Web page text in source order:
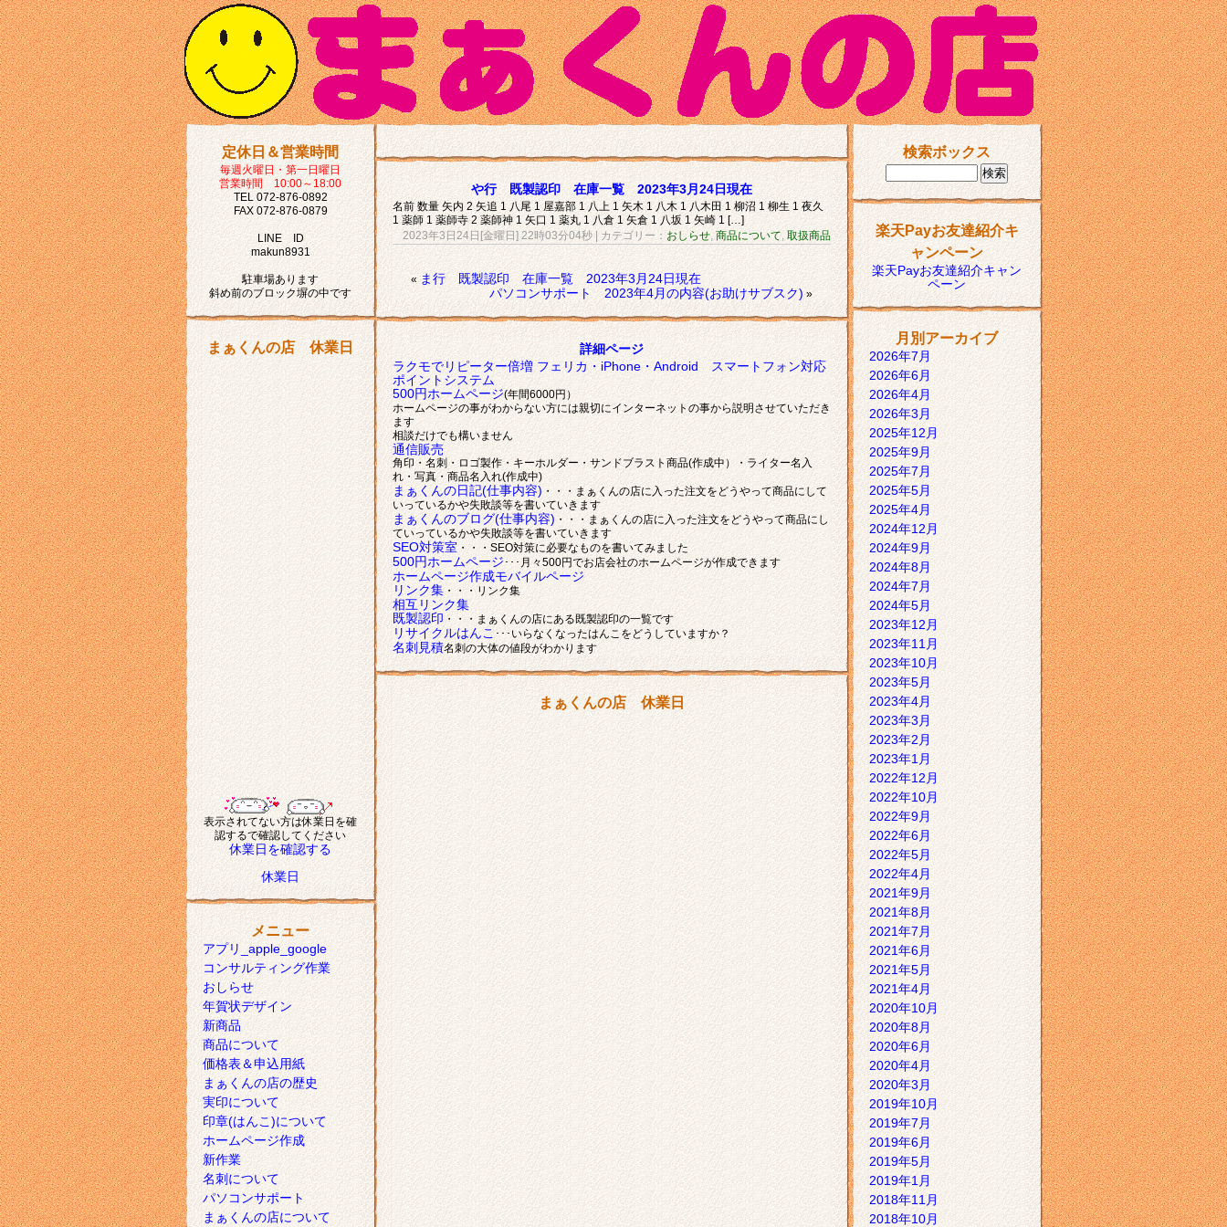
定休日＆営業時間
毎週火曜日・第一日曜日
営業時間 10:00～18:00
TEL 072-876-0892
FAX 072-876-0879
LINE ID
makun8931
駐車場あります
斜め前のブロック塀の中です
まぁくんの店 休業日
表示されてない方は休業日を確
認するで確認してください
休業日を確認する
休業日
メニュー
アプリ_apple_google
コンサルティング作業
おしらせ
年賀状デザイン
新商品
商品について
価格表＆申込用紙
まぁくんの店の歴史
実印について
印章(はんこ)について
ホームページ作成
新作業
名刺について
パソコンサポート
まぁくんの店について
や行 既製認印 在庫一覧 2023年3月24日現在
名前 数量 矢内 2 矢追 1 八尾 1 屋嘉部 1 八上 1 矢木 1 八木 1 八木田 1 柳沼 1 柳生 1 夜久
1 薬師 1 薬師寺 2 薬師神 1 矢口 1 薬丸 1 八倉 1 矢倉 1 八坂 1 矢崎 1 […]
2023年3日24日[金曜日] 22時03分04秒| カテゴリー： おしらせ,商品について,取扱商品
«ま行 既製認印 在庫一覧 2023年3月24日現在
パソコンサポート 2023年4月の内容(お助けサブスク)»
詳細ページ
ラクモでリピーター倍増 フェリカ・iPhone・Android スマートフォン対応
ポイントシステム
500円ホームページ(年間6000円）
ホームページの事がわからない方には親切にインターネットの事から説明させていただき
ます
相談だけでも構いません
通信販売
角印・名刺・ロゴ製作・キーホルダー・サンドブラスト商品(作成中）・ライター名入
れ・写真・商品名入れ(作成中)
まぁくんの日記(仕事内容) ・・・まぁくんの店に入った注文をどうやって商品にして
いっているかや失敗談等を書いていきます
まぁくんのブログ(仕事内容)・・・まぁくんの店に入った注文をどうやって商品にし
ていっているかや失敗談等を書いていきます
SEO対策室 ・・・SEO対策に必要なものを書いてみました
500円ホームページ･･･月々500円でお店会社のホームページが作成できます
ホームページ作成モバイルページ
リンク集・・・リンク集
相互リンク集
既製認印・・・まぁくんの店にある既製認印の一覧です
リサイクルはんこ･･･いらなくなったはんこをどうしていますか？
名刺見積名刺の大体の値段がわかります
まぁくんの店 休業日
検索ボックス
楽天Payお友達紹介キ
ャンペーン
楽天Payお友達紹介キャン
ペーン
月別アーカイブ
2026年7月
2026年6月
2026年4月
2026年3月
2025年12月
2025年9月
2025年7月
2025年5月
2025年4月
2024年12月
2024年9月
2024年8月
2024年7月
2024年5月
2023年12月
2023年11月
2023年10月
2023年5月
2023年4月
2023年3月
2023年2月
2023年1月
2022年12月
2022年10月
2022年9月
2022年6月
2022年5月
2022年4月
2021年9月
2021年8月
2021年7月
2021年6月
2021年5月
2021年4月
2020年10月
2020年8月
2020年6月
2020年4月
2020年3月
2019年10月
2019年7月
2019年6月
2019年5月
2019年1月
2018年11月
2018年10月